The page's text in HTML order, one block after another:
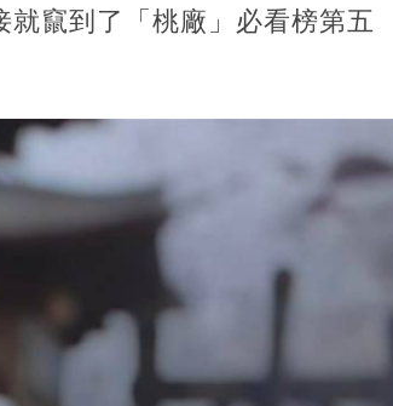
就竄到了「桃廠」必看榜第五